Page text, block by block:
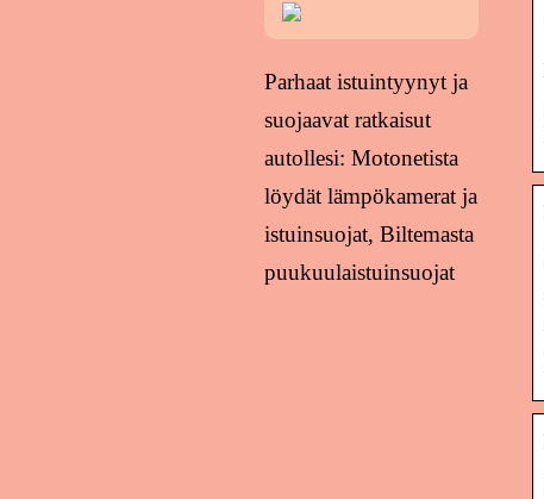
Parhaat istuintyynyt ja
suojaavat ratkaisut
autollesi: Motonetista
löydät lämpökamerat ja
istuinsuojat, Biltemasta
puukuulaistuinsuojat